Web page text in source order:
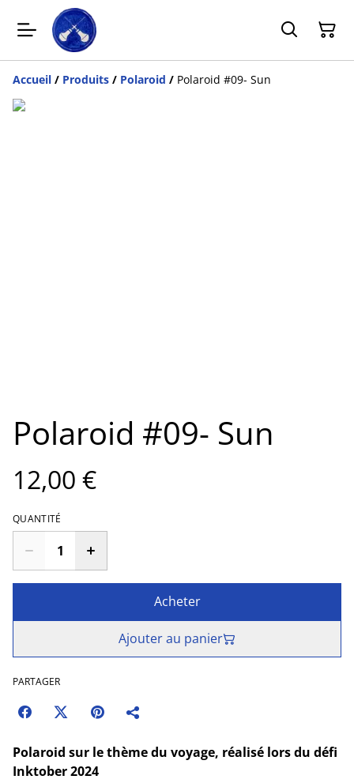
Accueil / Produits / Polaroid / Polaroid #09- Sun
Polaroid #09- Sun
12,00 €
QUANTITÉ
Acheter
Ajouter au panier
PARTAGER
Polaroid sur le thème du voyage, réalisé lors du défi
Inktober 2024